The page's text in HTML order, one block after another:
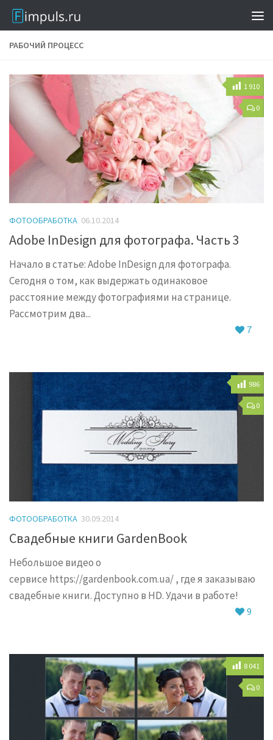
РАБОЧИЙ ПРОЦЕСС
0
1 910
ФОТООБРАБОТКА 06.10.2014
Adobe InDesign для фотографа. Часть 3
Начало в статье: Adobe InDesign для фотографа.
Сегодня о том, как выдержать одинаковое
расстояние между фотографиями на странице.
Рассмотрим два...
7
0
986
ФОТООБРАБОТКА 30.09.2014
Свадебные книги GardenBook
Небольшое видео о
сервисе https://gardenbook.com.ua/ , где я заказываю
свадебные книги. Доступно в HD. Удачи в работе!
9
0
8 041